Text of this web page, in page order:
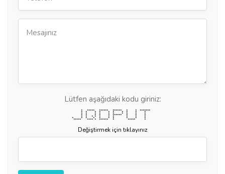
Lütfen aşağıdaki kodu giriniz:
* ***** ****** ****** * * *******
* * * * * * * * * *
* * * * * * * * * *
* * * * * ****** * * *
* * * * * * * * * *
* * * * * * * * * *
***** **** * ****** * ***** *
Değiştirmek için tıklayınız